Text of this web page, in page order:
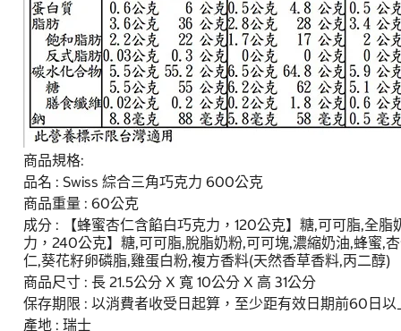
商品規格:
品名 : Swiss 綜合三角巧克力 600公克
商品重量 : 60公克
成分 : 【蜂蜜杏仁含餡白巧克力，120公克】糖,可可脂,全
力，240公克】糖,可可脂,脫脂奶粉,可可塊,濃縮奶油,蜂蜜,
仁,葵花籽卵磷脂,雞蛋白粉,複方香料(天然香草香料,丙二醇)
商品尺寸 : 長 21.5公分 X 寬 10公分 X 高 31公分
保存期限 : 以消費者收受日起算，至少距有效日期前60日以
產地 : 瑞士